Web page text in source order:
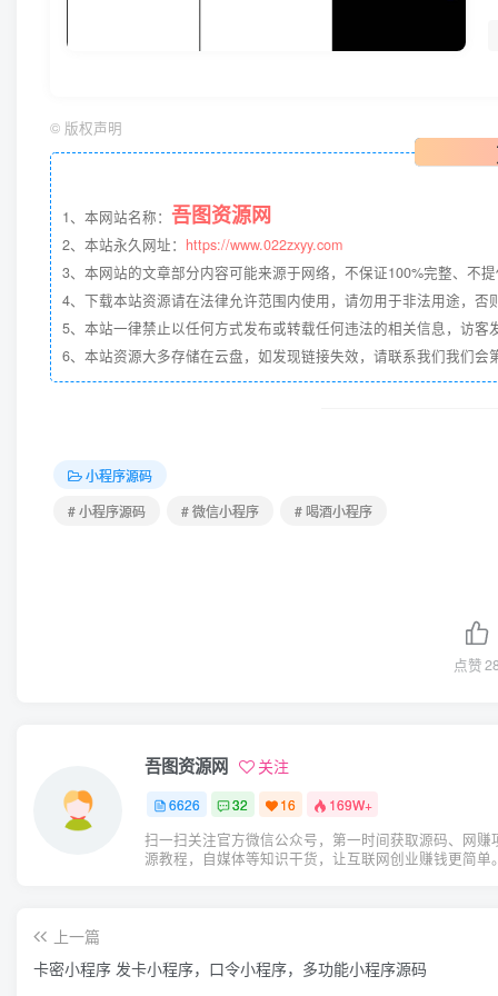
© 版权声明
1、本网站名称： 吾图资源网
2、本站永久网址： https://www.022zxyy.com
3、本网站的文章部分内容可能来源于网络，不保证100%完整、不
4、下载本站资源请在法律允许范围内使用，请勿用于非法用途，否
5、本站一律禁止以任何方式发布或转载任何违法的相关信息，访客
6、本站资源大多存储在云盘，如发现链接失效，请联系我们我们
小程序源码
# 小程序源码
# 微信小程序 # 喝酒小程序
点赞
吾图资源网 关注
6626 32 16 169W+
扫一扫关注官方微信公众号，第一时间获取源码、网赚
源教程，自媒体等知识干货，让互联网创业赚钱更简单
上一篇
卡密小程序 发卡小程序，口令小程序，多功能小程序源码